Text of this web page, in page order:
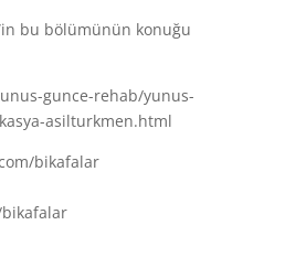
bu bölümünün konuğu
gunce-rehab/yunus-
asilturkmen.html
bikafalar